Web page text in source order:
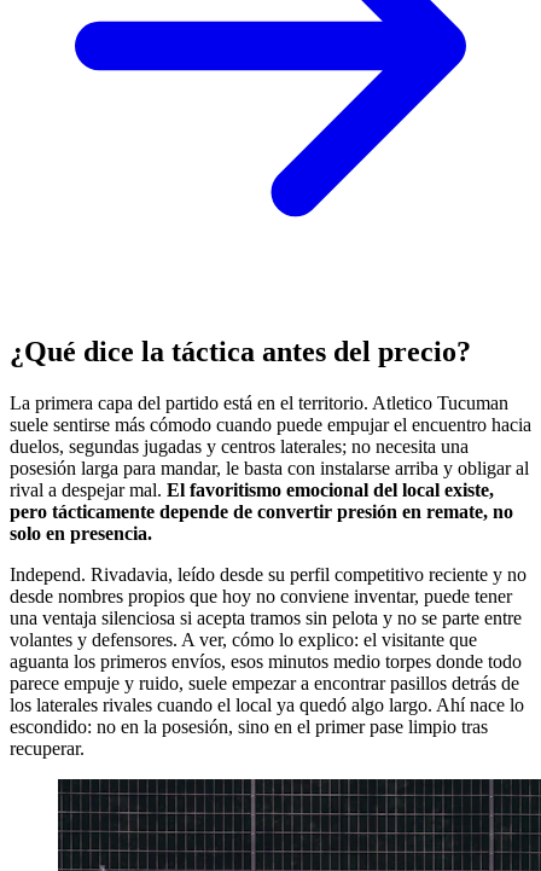
¿Qué dice la táctica antes del precio?
La primera capa del partido está en el territorio. Atletico Tucuman
suele sentirse más cómodo cuando puede empujar el encuentro hacia
duelos, segundas jugadas y centros laterales; no necesita una
posesión larga para mandar, le basta con instalarse arriba y obligar al
rival a despejar mal. El favoritismo emocional del local existe,
pero tácticamente depende de convertir presión en remate, no
solo en presencia.
Independ. Rivadavia, leído desde su perfil competitivo reciente y no
desde nombres propios que hoy no conviene inventar, puede tener
una ventaja silenciosa si acepta tramos sin pelota y no se parte entre
volantes y defensores. A ver, cómo lo explico: el visitante que
aguanta los primeros envíos, esos minutos medio torpes donde todo
parece empuje y ruido, suele empezar a encontrar pasillos detrás de
los laterales rivales cuando el local ya quedó algo largo. Ahí nace lo
escondido: no en la posesión, sino en el primer pase limpio tras
recuperar.